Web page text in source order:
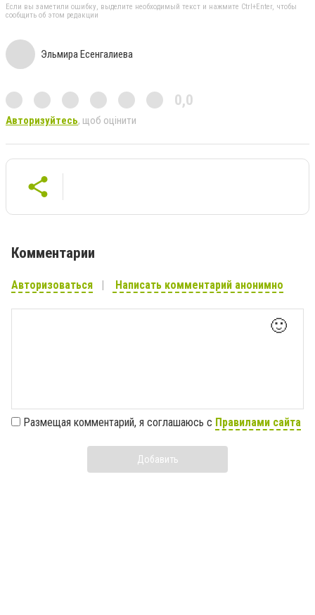
Если вы заметили ошибку, выделите необходимый текст и нажмите Ctrl+Enter, чтобы
сообщить об этом редакции
Эльмира Есенгалиева
0,0
Авторизуйтесь, щоб оцінити
Комментарии
Авторизоваться Написать комментарий анонимно
🙂
Размещая комментарий, я соглашаюсь с Правилами сайта
Добавить